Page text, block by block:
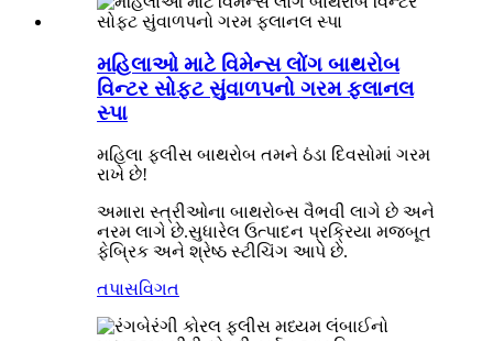
મહિલાઓ માટે વિમેન્સ લોંગ બાથરોબ
વિન્ટર સોફ્ટ સુંવાળપનો ગરમ ફ્લાનલ
સ્પા
મહિલા ફ્લીસ બાથરોબ તમને ઠંડા દિવસોમાં ગરમ ​​
રાખે છે!
અમારા સ્ત્રીઓના બાથરોબ્સ વૈભવી લાગે છે અને
નરમ લાગે છે.સુધારેલ ઉત્પાદન પ્રક્રિયા મજબૂત
ફેબ્રિક અને શ્રેષ્ઠ સ્ટીચિંગ આપે છે.
તપાસવિગત